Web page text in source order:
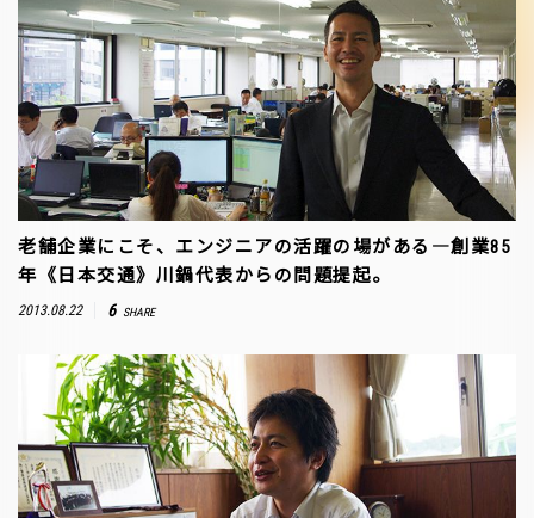
老舗企業にこそ、エンジニアの活躍の場がある―創業85
年《日本交通》川鍋代表からの問題提起。
2013.08.22 6 SHARE